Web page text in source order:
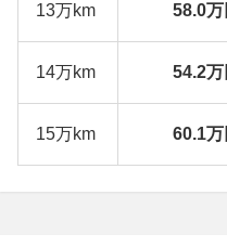
13万km 58.0万
14万km 54.2万
15万km 60.1万